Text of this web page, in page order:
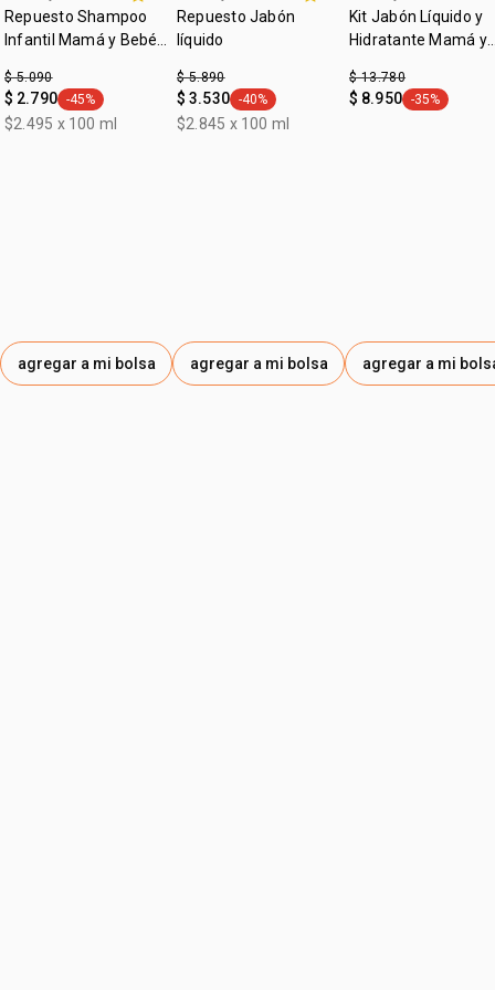
Repuesto Shampoo
Infantil Mamá y Bebé
$ 5.090
$ 2.790 general.tag -45%
-45%
$2.495 x 100 ml
agregar a mi bolsa
Repuesto Jabón
líquido
$ 5.890
$ 3.530 general.tag -40%
-40%
$2.845 x 100 ml
agregar a mi bolsa
Kit Jabón Líquido y
Hidratante Mamá y
$ 13.780
$ 8.950 general.tag -
-35%
agregar a mi